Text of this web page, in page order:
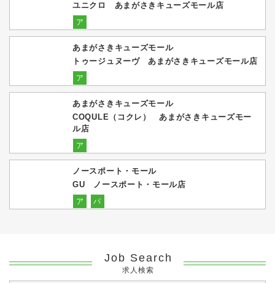
ユニクロ あまがさきキューズモール店
ア
あまがさきキューズモール
トゥージュヌーヴ あまがさきキューズモール店
ア
あまがさきキューズモール
COQULE（コクレ） あまがさきキューズモー
ル店
ア
ノースポート・モール
GU ノースポート・モール店
ア パ
Job Search
求人検索